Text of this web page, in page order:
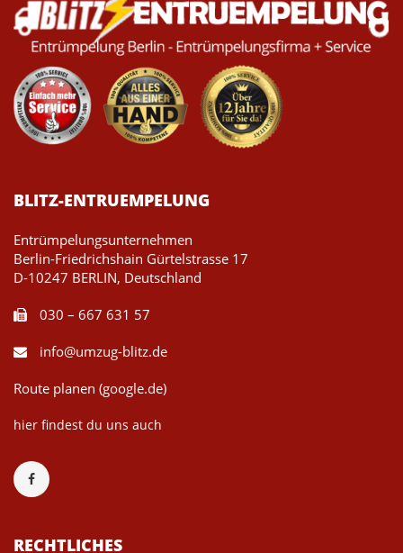
BLITZ-ENTRUEMPELUNG
Entrümpelungsunternehmen
Berlin-Friedrichshain Gürtelstrasse 17
D-10247 BERLIN, Deutschland
030 – 667 631 57
info@umzug-blitz.de
Route planen (google.de)
hier findest du uns auch
RECHTLICHES